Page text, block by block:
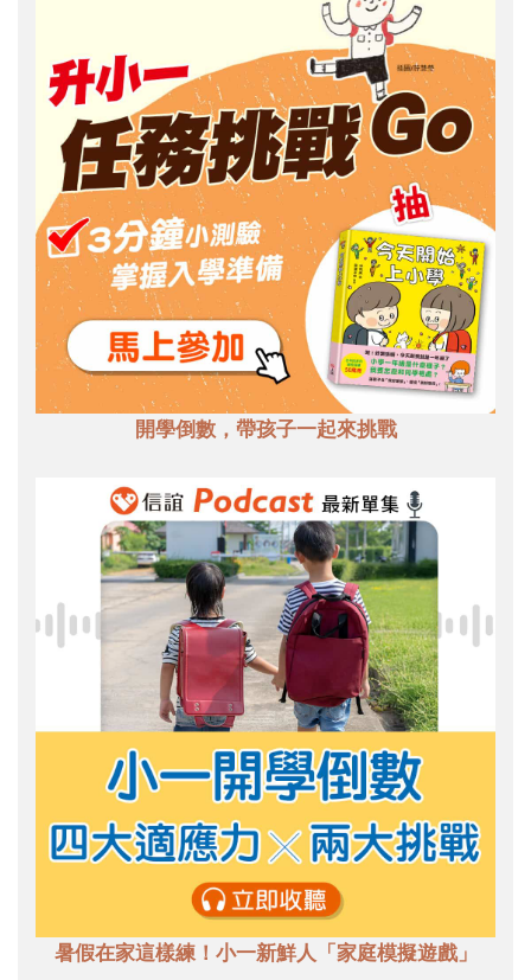
開學倒數，帶孩子一起來挑戰
暑假在家這樣練！小一新鮮人「家庭模擬遊戲」